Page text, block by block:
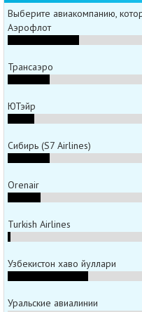
Выберите авиакомпанию,
Аэрофлот
Трансаэро
ЮТэйр
Сибирь (S7 Airlines)
Orenair
Turkish Airlines
Узбекистон хаво йуллари
Уральские авиалинии